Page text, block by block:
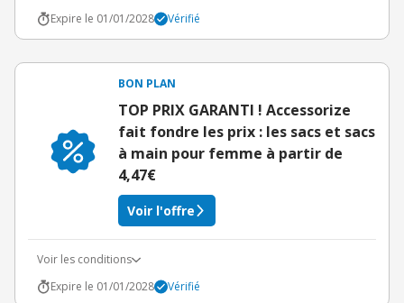
Expire le 01/01/2028
Vérifié
BON PLAN
TOP PRIX GARANTI ! Accessorize
fait fondre les prix : les sacs et sacs
à main pour femme à partir de
4,47€
Voir l'offre
Voir les conditions
Expire le 01/01/2028
Vérifié